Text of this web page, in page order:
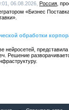
06.08.2026, Россия
«Бизнес
обработки
нейросетей,
Решение